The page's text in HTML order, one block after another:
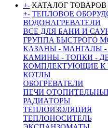
+- КАТАЛОГ ТОВАРОВ
+- ТЕПЛОВОЕ
ВОДОНАГРЕВАТЕЛИ
ВСЕ ДЛЯ БАНИ И
ГРУППА БЫСТРОГО
КАЗАНЫ - МАНГАЛЫ
КАМИНЫ - ТОПКИ -
КОМПЛЕКТУЮЩИЕ К
КОТЛЫ
ОБОГРЕВАТЕЛИ
ПЕЧИ
РАДИАТОРЫ
ТЕПЛОИЗОЛЯЦИЯ
ТЕПЛОНОСИТЕЛЬ